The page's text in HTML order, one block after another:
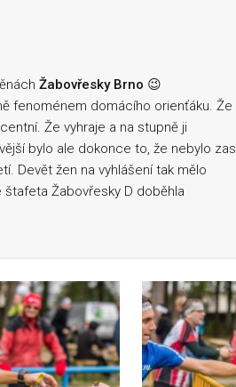
Žabovřesky Brno 😉
fenoménem domácího orienťáku. Že
Že vyhraje a na stupně ji
bylo ale dokonce to, že nebylo zas
Devět žen na vyhlášení tak mělo
Žabovřesky D doběhla